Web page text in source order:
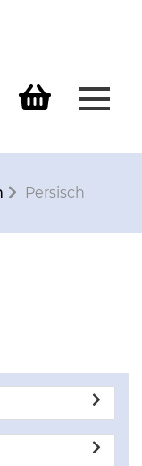
Persisch